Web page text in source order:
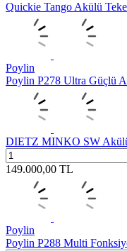
Quickie Tango Akülü
Poylin
Poylin P278 Ultra Güçlü
DIETZ MINKO SW
149.000,00 TL
Poylin
Poylin P288 Multi